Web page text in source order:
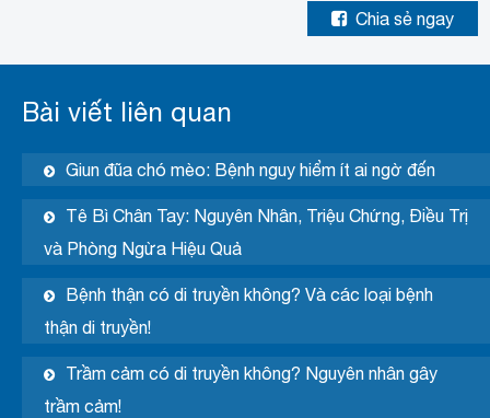
Chia sẻ ngay
Bài viết liên quan
Giun đũa chó mèo: Bệnh nguy hiểm ít ai ngờ đến
Tê Bì Chân Tay: Nguyên Nhân, Triệu Chứng, Điều Trị
và Phòng Ngừa Hiệu Quả
Bệnh thận có di truyền không? Và các loại bệnh
thận di truyền!
Trầm cảm có di truyền không? Nguyên nhân gây
trầm cảm!